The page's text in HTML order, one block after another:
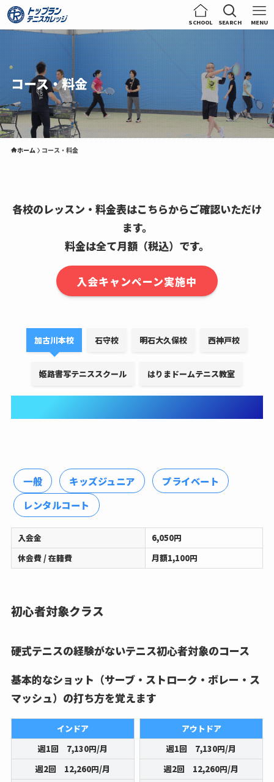
SCHOOL SEARCH MENU
コース・料金
ホーム コース・料金
各校のレッスン・料金表はこちらからご確認いただけ
ます。
料金は全て月額（税込） です。
入会キャンペーン実施中
加古川本校 石守校 明石大久保校 西神戸校
姫路書写テニススクール はりまドームテニス教室
一般 キッズジュニア
プライベート
レンタルコート
入会金
6,050円
休会費 / 在籍費
月額1,100円
初心者対象クラス
硬式テニスの経験がないテニス初心者対象のコース
基本的なショット（サーブ・ストローク・ボレー・ス
マッシュ）の打ち方を覚えます
インドア
週1回 7,130円/月
週2回 12,260円/月
アウトドア
週1回 7,130円/月
週2回 12,260円/月